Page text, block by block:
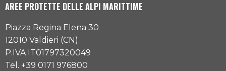
AREE PROTETTE DELLE ALPI MARITTIME
Piazza Regina Elena 30
12010 Valdieri (CN)
P.IVA IT01797320049
Tel. +39 0171 976800